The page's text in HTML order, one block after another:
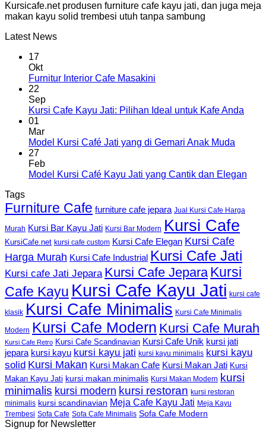
Kursicafe.net produsen furniture cafe kayu jati, dan juga meja
makan kayu solid trembesi utuh tanpa sambung
Latest News
17
Okt
Furnitur Interior Cafe Masakini
22
Sep
Kursi Cafe Kayu Jati: Pilihan Ideal untuk Kafe Anda
01
Mar
Model Kursi Café Jati yang di Gemari Anak Muda
27
Feb
Model Kursi Café Kayu Jati yang Cantik dan Elegan
Tags
Furniture Cafe furniture cafe jepara Jual Kursi Cafe Harga
Murah Kursi Bar Kayu Jati Kursi Bar Modern Kursi Cafe
KursiCafe.net kursi cafe custom Kursi Cafe Elegan Kursi Cafe
Harga Murah Kursi Cafe Industrial Kursi Cafe Jati
Kursi cafe Jati Jepara Kursi Cafe Jepara Kursi
Cafe Kayu Kursi Cafe Kayu Jati kursi cafe
klasik Kursi Cafe Minimalis Kursi Cafe Minimalis
Modern Kursi Cafe Modern Kursi Cafe Murah
Kursi Cafe Retro Kursi Cafe Scandinavian Kursi Cafe Unik kursi jati
jepara kursi kayu kursi kayu jati kursi kayu minimalis kursi kayu
solid Kursi Makan Kursi Makan Cafe Kursi Makan Jati Kursi
Makan Kayu Jati kursi makan minimalis Kursi Makan Modern
kursi
minimalis kursi modern kursi restoran kursi restoran
minimalis kursi scandinavian Meja Cafe Kayu Jati Meja Kayu
Trembesi Sofa Cafe Sofa Cafe Minimalis Sofa Cafe Modern
Signup for Newsletter